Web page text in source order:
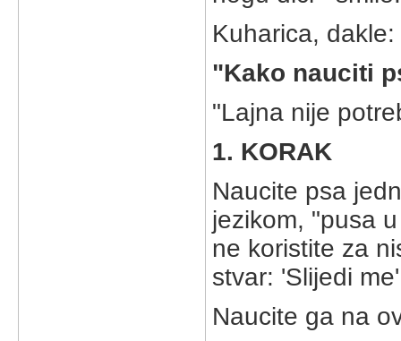
Kuharica, dakle:
"Kako nauciti
"Lajna nije
1. KORAK
Naucite psa
jezikom, "pusa
ne koristite za
stvar: 'Slijedi
Naucite ga na